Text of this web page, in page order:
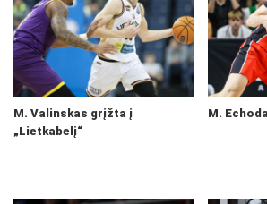
M. Valinskas grįžta į
„Lietkabelį“
M.